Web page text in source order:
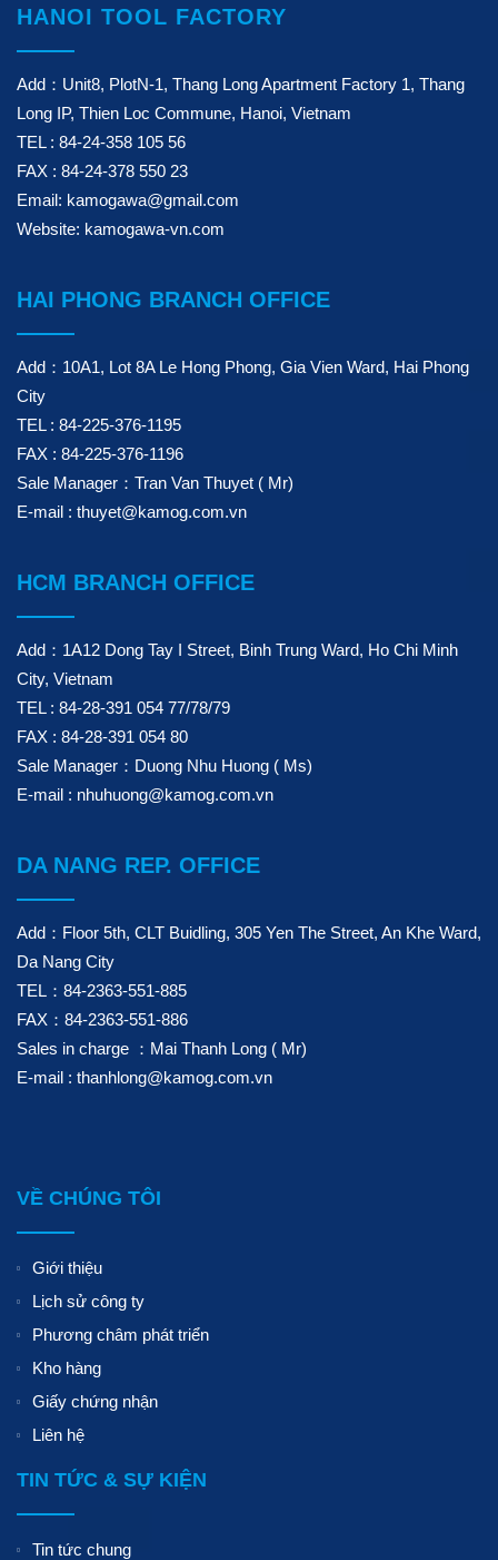
HANOI TOOL FACTORY
Add：Unit8, PlotN-1, Thang Long Apartment Factory 1, Thang
Long IP, Thien Loc Commune, Hanoi, Vietnam
TEL : 84-24-358 105 56
FAX : 84-24-378 550 23
Email: kamogawa@gmail.com
Website: kamogawa-vn.com
HAI PHONG BRANCH OFFICE
Add：10A1, Lot 8A Le Hong Phong, Gia Vien Ward, Hai Phong
City
TEL : 84-225-376-1195
FAX : 84-225-376-1196
Sale Manager：Tran Van Thuyet ( Mr)
E-mail : thuyet@kamog.com.vn
HCM BRANCH OFFICE
Add：1A12 Dong Tay I Street, Binh Trung Ward, Ho Chi Minh
City, Vietnam
TEL : 84-28-391 054 77/78/79
FAX : 84-28-391 054 80
Sale Manager：Duong Nhu Huong ( Ms)
E-mail : nhuhuong@kamog.com.vn
DA NANG REP. OFFICE
Add：Floor 5th, CLT Buidling, 305 Yen The Street, An Khe Ward,
Da Nang City
TEL：84-2363-551-885
FAX：84-2363-551-886
Sales in charge ：Mai Thanh Long ( Mr)
E-mail : thanhlong@kamog.com.vn
VỀ CHÚNG TÔI
Giới thiệu
Lịch sử công ty
Phương châm phát triển
Kho hàng
Giấy chứng nhận
Liên hệ
TIN TỨC & SỰ KIỆN
Tin tức chung